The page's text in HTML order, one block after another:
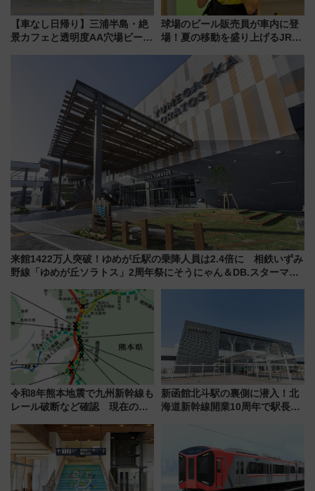
【車なし日帰り】三浦半島・絶
景カフェと透明度AA穴場ビーチ
球場のビール販売員が車内に登
場！夏の移動を盛り上げるJR九
月7日限定 ソフトバンクホーク
スとコラボ
来館1422万人突破！ゆめが丘駅の乗降人員は2.4倍に 相鉄いずみ
野線「ゆめが丘ソラトス」2周年祭にそうにゃん＆DB.スターマン
令和8年熊本地震で九州新幹線も
レール破断など確認 現在の運
響
新函館北斗駅の裏側に潜入！北
海道新幹線開業10周年で駅長